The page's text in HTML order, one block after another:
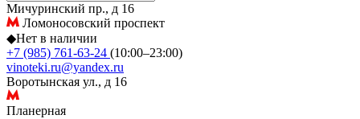
Мичуринский пр., д 16
Ломоносовский проспект
◆Нет в наличии
+7 (985) 761-63-24 (10:00–23:00)
vinoteki.ru@yandex.ru
Воротынская ул., д 16
Планерная